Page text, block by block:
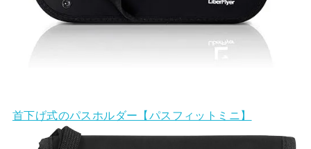
首下げ式のパスホルダー【パスフィットミニ】